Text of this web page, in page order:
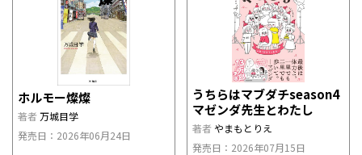
ホルモー燦燦
著者 万城目学
発売日：2026年06月24日
うちらはマブダチseason4
マゼンダ先生とわたし
著者 やまもとりえ
発売日：2026年07月15日